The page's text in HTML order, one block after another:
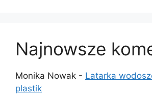
Najnowsze
Monika Nowak - Latarka
plastik